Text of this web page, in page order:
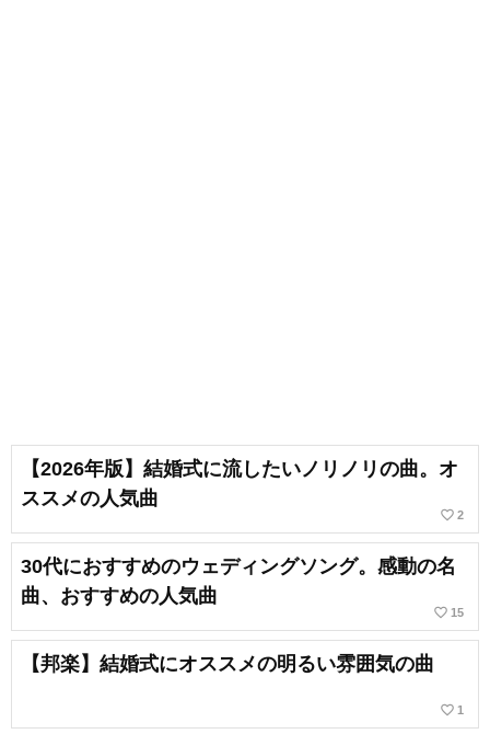
【2026年版】結婚式に流したいノリノリの曲。オ
ススメの人気曲
favorite_border 2
30代におすすめのウェディングソング。感動の名
曲、おすすめの人気曲
favorite_border 15
【邦楽】結婚式にオススメの明るい雰囲気の曲
favorite_border 1